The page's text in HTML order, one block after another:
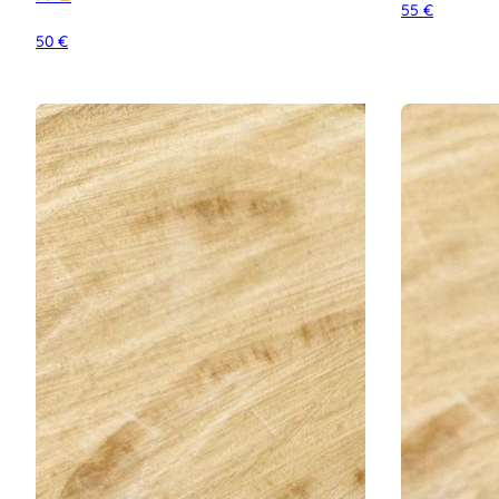
50 €
55 €